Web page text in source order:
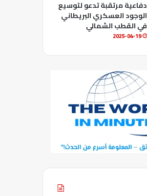
دفاعية مرتقبة تدعو لتوسيع
الوجود العسكري البريطاني
في القطب الشمالي
2025-04-19